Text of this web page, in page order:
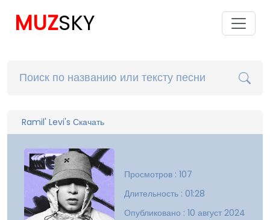
MUZSKY
Ramil' Levi's Скачать
Просмотров : 107
Длительность : 01:28
Опубликовано : 10 август 2024